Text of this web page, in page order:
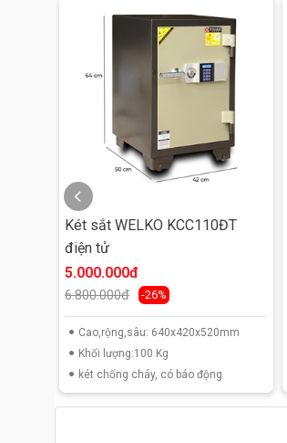
Két sắt WELKO KCC110ĐT
điện tử
5.000.000đ
6.800.000đ -26%
Cao,rộng,sâu: 640x420x520mm
Khối lượng:100 Kg
két chống cháy, có báo động